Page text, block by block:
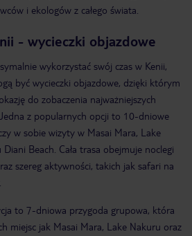
i ekologów z całego świata​.
- wycieczki objazdowe
wykorzystać swój czas w Kenii,
być wycieczki objazdowe, dzięki którym
do zobaczenia najważniejszych
z popularnych opcji to 10-dniowe
w sobie wizyty w Masai Mara, Lake
Beach. Cała trasa obejmuje noclegi
szereg aktywności, takich jak safari na
to 7-dniowa przygoda grupowa, która
miejsc jak Masai Mara, Lake Nakuru oraz